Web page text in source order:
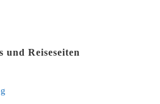
und Reiseseiten